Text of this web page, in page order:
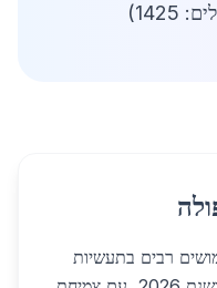
רבים בתעשיות